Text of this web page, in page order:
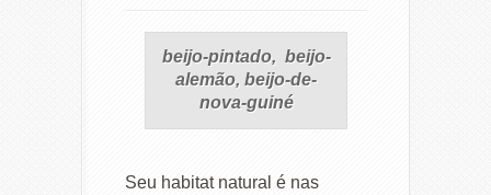
beijo-pintado, beijo-
alemão, beijo-de-
nova-guiné
Seu habitat natural é nas